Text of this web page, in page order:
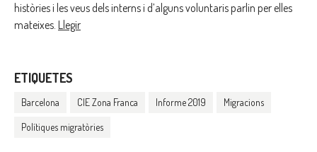
històries i les veus dels interns i d’alguns voluntaris parlin per elles
mateixes. Llegir
ETIQUETES
Barcelona CIE Zona Franca Informe 2019 Migracions
Polítiques migratòries